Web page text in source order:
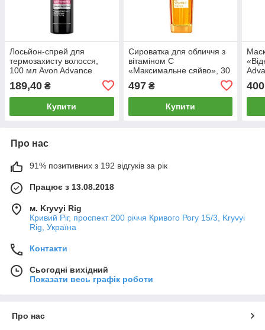
Лосьйон-спрей для
термозахисту волосся,
100 мл Avon Advance
Techniques Heat Protection
Lotion Spray
189,40 ₴
Купити
Сироватка для обличчя з
вітаміном С
«Максимальне сяйво», 30
Maximising Serum
497₴
Купити
400
Про нас
91% позитивних з 192 відгуків за рік
Працює з 13.08.2018
м. Kryvyi Rig
Кривий Ріг, проспект 200 річчя Кривого Рогу 15/3, Kryvyi
Rig, Україна
Контакти
Сьогодні вихідний
Показати весь графік роботи
Про нас